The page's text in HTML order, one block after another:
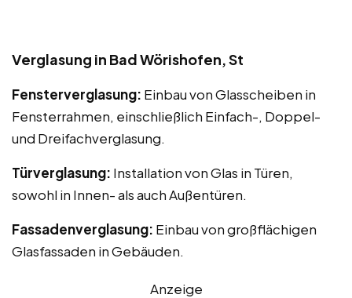
Verglasung in Bad Wörishofen, St
Fensterverglasung: Einbau von Glasscheiben in
Fensterrahmen, einschließlich Einfach-, Doppel-
und Dreifachverglasung.
Türverglasung: Installation von Glas in Türen,
sowohl in Innen- als auch Außentüren.
Fassadenverglasung: Einbau von großflächigen
Glasfassaden in Gebäuden.
Anzeige